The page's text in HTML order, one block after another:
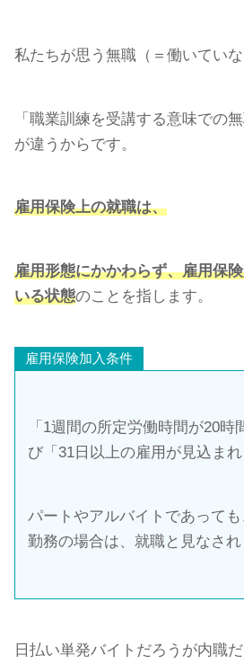
私たちが思う無職（＝働いていな
「職業訓練を受講する意味での
が違うからです。
雇用保険上の就職は、
雇用形態にかかわらず、雇用保
いる状態のことを指します。
雇用保険加入条件
「1週間の所定労働時間が20時
び「31日以上の雇用が見込まれ
パートやアルバイトであって
勤務の場合は、就職と見なされ
日払い単発バイトだろうが内職